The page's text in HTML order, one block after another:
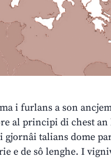
i furlans a son
al principi di chest
talians dome
e de sô lenghe. I